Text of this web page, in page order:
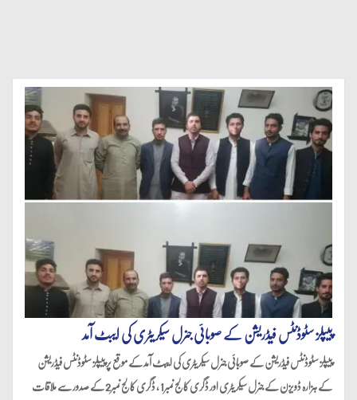
پیپلز سٹوڈنٹس فیڈریشن کے صوبائی جنرل سیکریٹری کی ایبٹ آمد
پیپلز سٹوڈنٹس فیڈریشن کے صوبائی جنرل سیکریٹری کی ایبٹ آمد کے موقع پر پیپلز سٹوڈنٹس فیڈریشن
کے ہزارہ ڈویزن کے جنرل سیکریٹری اور ڈگری کالج نمبر1 ، ڈگری کالج نمبر2 کے صدور سے ملاقات